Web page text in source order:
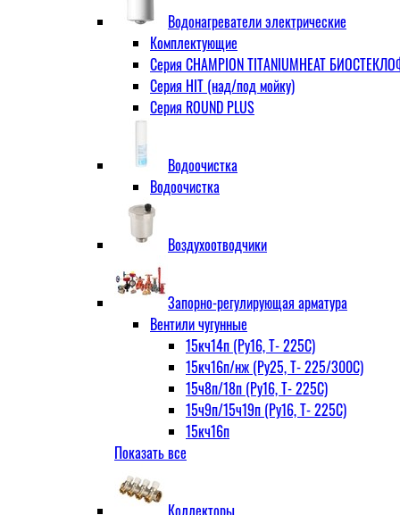
Водонагреватели электрические
Комплектующие
Серия CHAMPION TITANIUMHEAT
Серия HIT (над/под мойку)
Серия ROUND PLUS
Водоочистка
Водоочистка
Воздухоотводчики
Запорно-регулирующая арматура
Вентили чугунные
15кч14п (Ру16, Т- 225С)
15кч16п/нж (Ру25, Т- 225/300С)
15ч8п/18п (Ру16, Т- 225С)
15ч9п/15ч19п (Ру16, Т- 225С)
15кч16п
Показать все
Коллекторы